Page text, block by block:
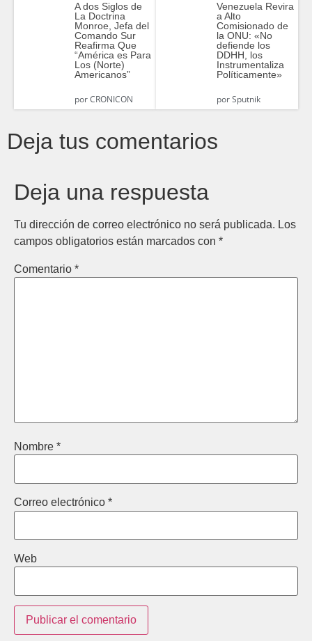
A dos Siglos de
La Doctrina
Monroe, Jefa del
Comando Sur
Reafirma Que
“América es Para
Los (Norte)
Americanos”
porCRONICON
Venezuela Revira
a Alto
Comisionado de
la ONU: «No
defiende los
DDHH, los
Instrumentaliza
Políticamente»
porSputnik
Deja tus comentarios
Deja una respuesta
Tu dirección de correo electrónico no será publicada. Los
campos obligatorios están marcados con *
Comentario *
Nombre *
Correo electrónico *
Web